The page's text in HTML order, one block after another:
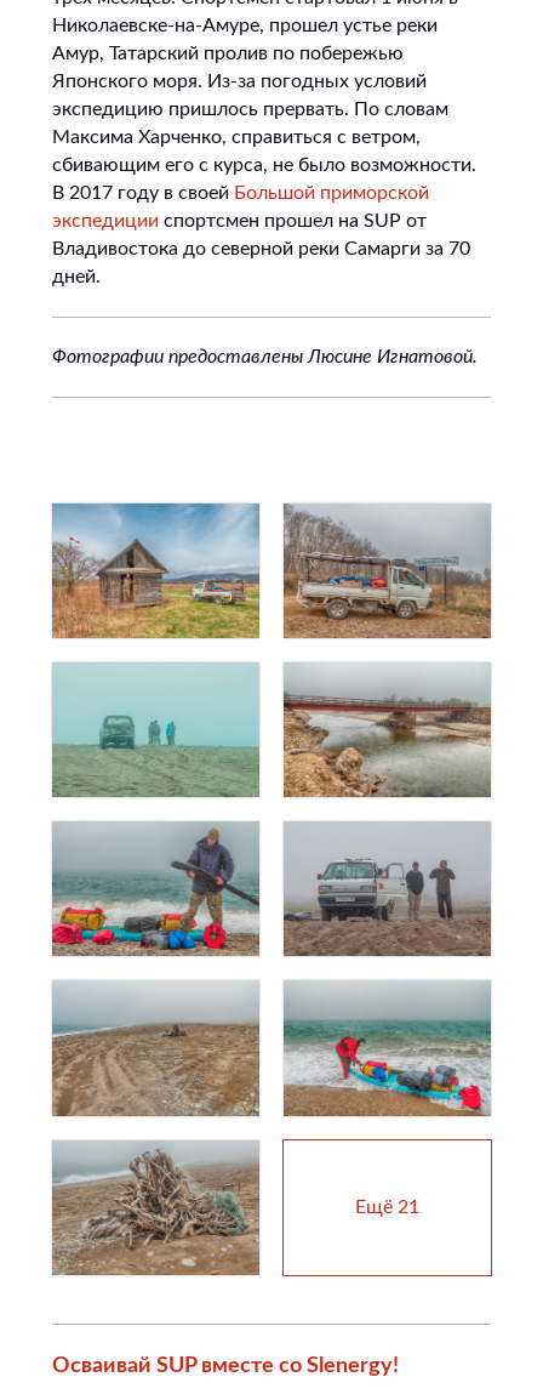
Николаевске-на-Амуре, прошел устье реки
Амур, Татарский пролив по побережью
Японского моря. Из-за погодных условий
экспедицию пришлось прервать. По словам
Максима Харченко, справиться с ветром,
сбивающим его с курса, не было возможности.
В 2017 году в своей Большой приморской
экспедиции спортсмен прошел на SUP от
Владивостока до северной реки Самарги за 70
дней.
Фотографии предоставлены Люсине Игнатовой.
Ещё 21
Осваивай SUP вместе со Slenergy!